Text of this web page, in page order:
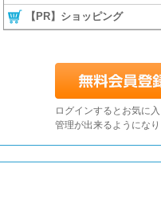
【PR】ショッピング
ログインするとお気に
管理が出来るようにな